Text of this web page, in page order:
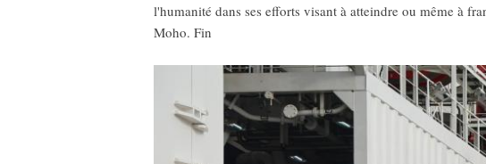
l'humanité dans ses efforts visant à atteindre ou même à
Moho. Fin